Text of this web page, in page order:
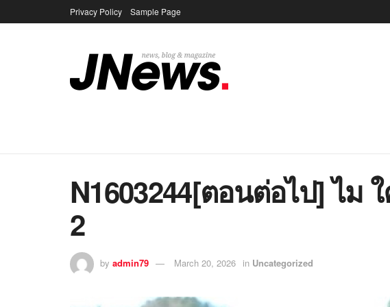
Privacy Policy Sample Page
N1603244[ตอนต่อไป] ไม
2
by admin79 March 20, 2026 in Uncategorized